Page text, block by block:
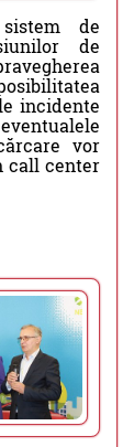
de
de
incidente
vor
call center